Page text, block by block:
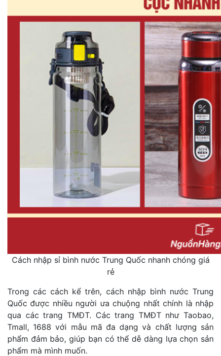
Cách nhập sỉ bình nước Trung Quốc nhanh chóng giá
rẻ
Trong các cách kể trên, cách nhập bình nước Trung
Quốc được nhiều người ưa chuộng nhất chính là nhập
qua các trang TMĐT. Các trang TMĐT như Taobao,
Tmall, 1688 với mẫu mã đa dạng và chất lượng sản
phẩm đảm bảo, giúp bạn có thể dễ dàng lựa chọn sản
phẩm mà mình muốn.